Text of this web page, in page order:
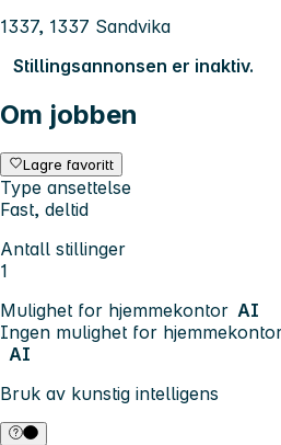
1337, 1337 Sandvika
Stillingsannonsen er inaktiv.
Om jobben
Lagre favoritt
Type ansettelse
Fast, deltid
Antall stillinger
1
Mulighet for hjemmekontor AI
Ingen mulighet for
AI
Bruk av kunstig intelligens